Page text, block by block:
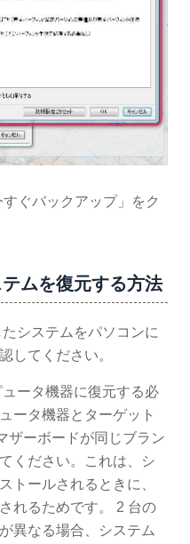
ぐバックアップ」をク
ムを復元する方法
システムをパソコンに
してください。
ータ機器に復元する必
ータ機器とターゲット
ザーボードが同じブラン
ください。これは、シ
トールされるときに、
れるためです。 2 台の
異なる場合、システム